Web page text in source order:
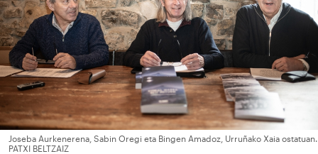
Joseba Aurkenerena, Sabin Oregi eta Bingen Amadoz, Urruñako Xaia ostatuan.
PATXI BELTZAIZ